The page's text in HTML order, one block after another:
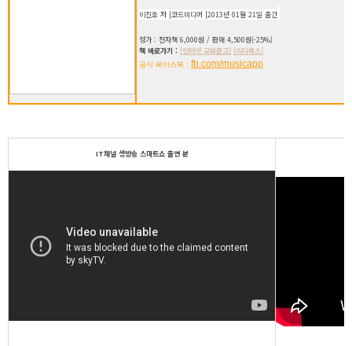
이진호 저 |코드미디어 |2013년 01월 21일 출간
정가 : 전자책 6,000원 / 판매 4,500원(-25%)
책 바로가기 : [인터넷 교보문고] [리디북스]
공식 페이스북 : fb.com/musicapp
IT채널 생방송 스마트쇼 출연 분